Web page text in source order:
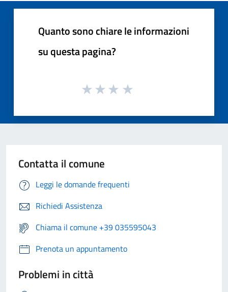
Quanto sono chiare le informazioni
su questa pagina?
Contatta il comune
Leggi le domande frequenti
Richiedi Assistenza
Chiama il comune +39 035595043
Prenota un appuntamento
Problemi in città